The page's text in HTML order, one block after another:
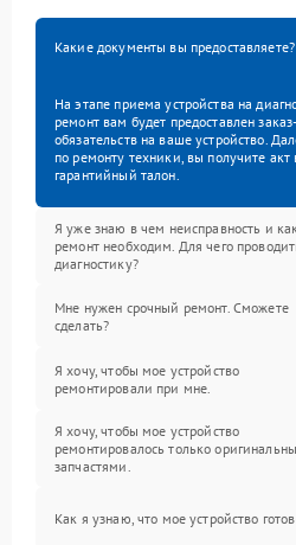
Какие документы вы предоставляете?
На этапе приема устройства на
ремонт вам будет предоставлен
обязательств на ваше устройство.
по ремонту техники, вы получите
гарантийный талон.
Я уже знаю в чем неисправность и
ремонт необходим. Для чего
диагностику?
Мне нужен срочный ремонт. Сможете
сделать?
Я хочу, чтобы мое устройство
ремонтировали при мне.
Я хочу, чтобы мое устройство
ремонтировалось только
запчастями.
Как я узнаю, что мое устройство